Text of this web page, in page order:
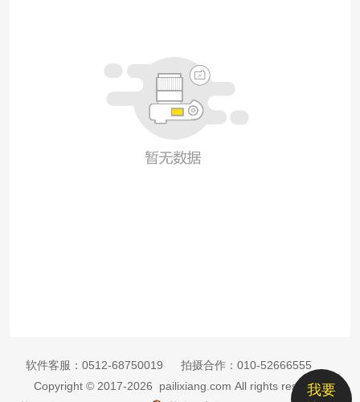
我要
软件客服： 0512-68750019 拍摄合作： 010-52666555
Copyright © 2017-2026 pailixiang.com All rights reserved